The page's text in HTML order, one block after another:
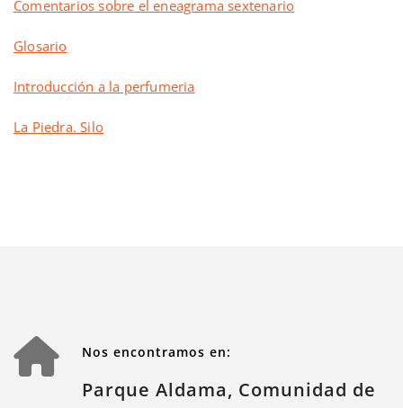
Comentarios sobre el eneagrama sextenario
Glosario
Introducción a la perfumeria
La Piedra. Silo
Nos encontramos en:
Parque Aldama, Comunidad de